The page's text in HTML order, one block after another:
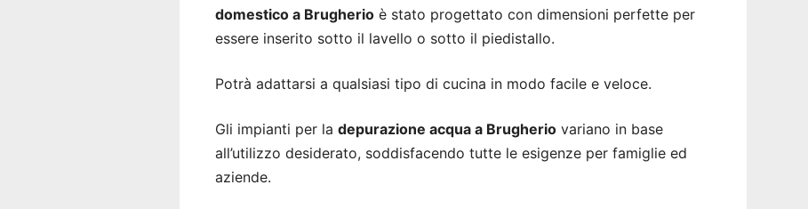
domestico a Brugherio è stato progettato con dimensioni perfette per
essere inserito sotto il lavello o sotto il piedistallo.
Potrà adattarsi a qualsiasi tipo di cucina in modo facile e veloce.
Gli impianti per la depurazione acqua a Brugherio variano in base
all’utilizzo desiderato, soddisfacendo tutte le esigenze per famiglie ed
aziende.